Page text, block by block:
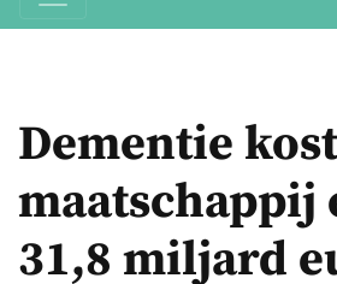
Dementie kost
maatschappij
31,8 miljard